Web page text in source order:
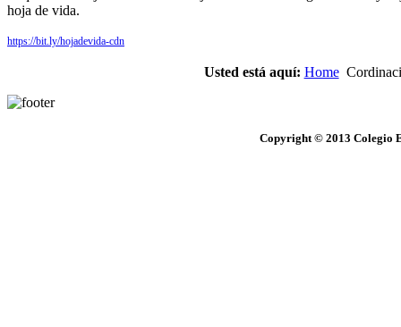
hoja de vida.
https://bit.ly/hojadevida-cdn
Usted está aquí: Home
Copyright © 2013 Colegio